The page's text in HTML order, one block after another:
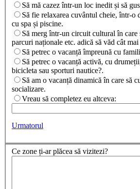
Să mă cazez într-un loc inedit și să
Să fie relaxarea cuvântul cheie, într-o
cu spa și piscine.
Să merg într-un circuit cultural în
parcuri naționale etc. adică să văd cât
Să petrec o vacanță împreună cu
Să petrec o vacanță activă, cu
bicicleta sau sporturi nautice?.
Să am o vacanță dinamică în care să
socializare.
Vreau să completez eu altceva:
Urmatorul
Ce zone ți-ar plăcea să vizitezi?